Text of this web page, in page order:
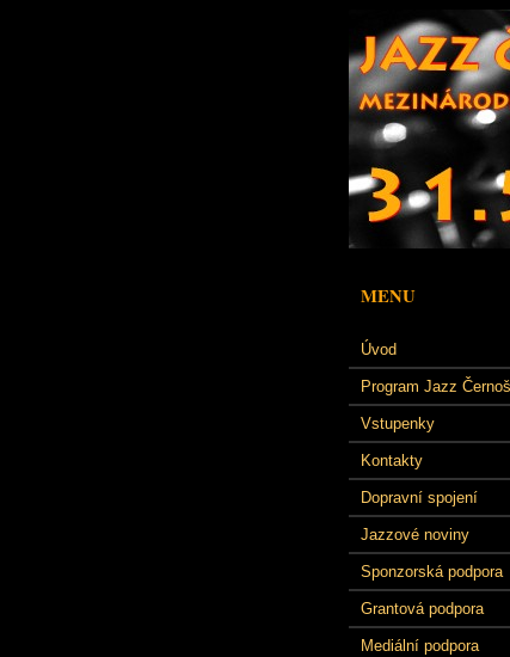
MENU
Úvod
Program Jazz
Vstupenky
Kontakty
Dopravní spojení
Jazzové noviny
Sponzorská podpora
Grantová podpora
Mediální podpora